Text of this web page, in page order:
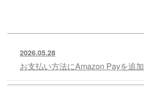
2026.05.28
お支払い方法にAmazon Payを追